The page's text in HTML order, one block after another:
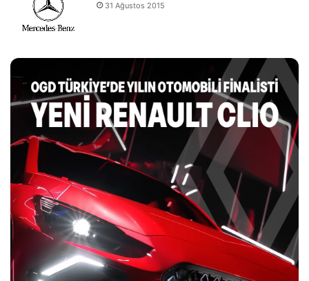
31 Ağustos 2015